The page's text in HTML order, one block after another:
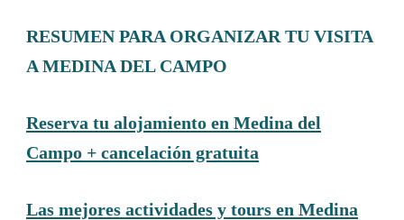
RESUMEN PARA ORGANIZAR TU VISITA
A MEDINA DEL CAMPO
Reserva tu alojamiento en Medina del
Campo + cancelación gratuita
Las mejores actividades y tours en Medina